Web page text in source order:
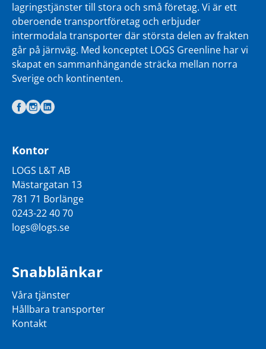
lagringstjänster till stora och små företag. Vi är ett
oberoende transportföretag och erbjuder
intermodala transporter där största delen av frakten
går på järnväg. Med konceptet LOGS Greenline har vi
skapat en sammanhängande sträcka mellan norra
Sverige och kontinenten.
Kontor
LOGS L&T AB
Mästargatan 13
781 71 Borlänge
0243-22 40 70
logs@logs.se
Snabblänkar
Våra tjänster
Hållbara transporter
Kontakt